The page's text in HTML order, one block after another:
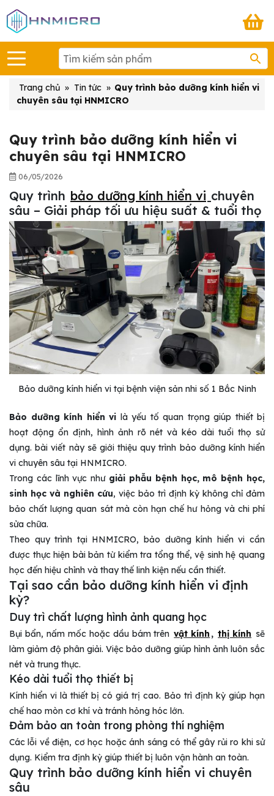
Trang chủ » Tin tức » Quy trình bảo dưỡng kính hiển vi
chuyên sâu tại HNMICRO
Quy trình bảo dưỡng kính hiển vi
chuyên sâu tại HNMICRO
06/05/2026
Quy trình bảo dưỡng kính hiển vi chuyên
sâu – Giải pháp tối ưu hiệu suất & tuổi thọ
Bảo dưỡng kính hiển vi tại bệnh viện sản nhi số 1 Bắc Ninh
Bảo dưỡng kính hiển vi là yếu tố quan trọng giúp thiết bị
hoạt động ổn định, hình ảnh rõ nét và kéo dài tuổi thọ sử
dụng. bài viết này sẽ giới thiệu quy trình bảo dưỡng kính hiển
vi chuyên sâu tại HNMICRO.
Trong các lĩnh vực như giải phẫu bệnh học, mô bệnh học,
sinh học và nghiên cứu, việc bảo trì định kỳ không chỉ đảm
bảo chất lượng quan sát mà còn hạn chế hư hỏng và chi phí
sửa chữa.
Theo quy trình tại HNMICRO, bảo dưỡng kính hiển vi cần
được thực hiện bài bản từ kiểm tra tổng thể, vệ sinh hệ quang
học đến hiệu chỉnh và thay thế linh kiện nếu cần thiết.
Tại sao cần bảo dưỡng kính hiển vi định
kỳ?
Duy trì chất lượng hình ảnh quang học
Bụi bẩn, nấm mốc hoặc dầu bám trên vật kính , thị kính sẽ
làm giảm độ phân giải. Việc bảo dưỡng giúp hình ảnh luôn sắc
nét và trung thực.
Kéo dài tuổi thọ thiết bị
Kính hiển vi là thiết bị có giá trị cao. Bảo trì định kỳ giúp hạn
chế hao mòn cơ khí và tránh hỏng hóc lớn.
Đảm bảo an toàn trong phòng thí nghiệm
Các lỗi về điện, cơ học hoặc ánh sáng có thể gây rủi ro khi sử
dụng. Kiểm tra định kỳ giúp thiết bị luôn vận hành an toàn.
Quy trình bảo dưỡng kính hiển vi chuyên
sâu